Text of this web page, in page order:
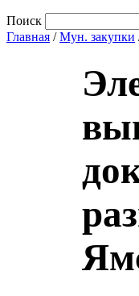
Поиск
Главная /Мун. закупки